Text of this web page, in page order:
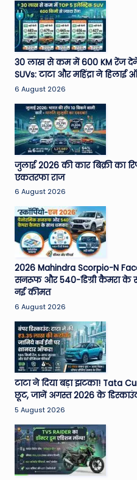
30 लाख से कम में 600 KM रेंज
SUVs: टाटा और महिंद्रा ने हिलाई
6 August 2026
जुलाई 2026 की कार बिक्री का
एकतरफा राज
6 August 2026
2026 Mahindra Scorpio-N
सनरूफ और 540-डिग्री कैमरा के
नई कीमत
6 August 2026
टाटा ने दिया बड़ा झटका! Tata
छूट, जानें अगस्त 2026 के
5 August 2026